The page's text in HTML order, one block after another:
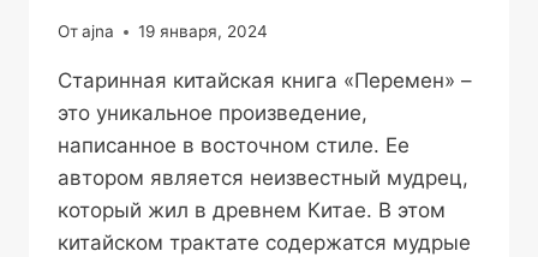
Отajna 19 января, 2024
Старинная китайская книга «Перемен» –
это уникальное произведение,
написанное в восточном стиле. Ее
автором является неизвестный мудрец,
который жил в древнем Китае. В этом
китайском трактате содержатся мудрые